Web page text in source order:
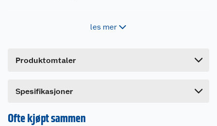
les mer
Produktomtaler
Spesifikasjoner
Lengde
Ofte kjøpt sammen